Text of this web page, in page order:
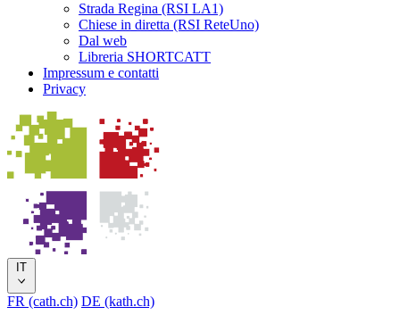
Strada Regina (RSI LA1)
Chiese in diretta (RSI ReteUno)
Dal web
Libreria SHORTCATT
Impressum e contatti
Privacy
IT
FR (cath.ch) DE (kath.ch)